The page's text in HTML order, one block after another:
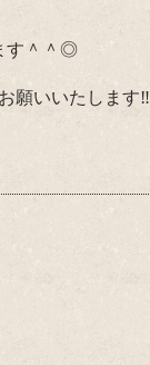
す＾＾◎
願いいたします‼︎